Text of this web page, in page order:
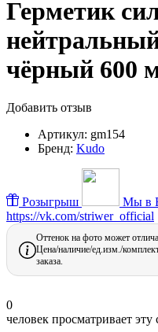
Герметик
чёрный 600
Добавить отзыв
Артикул: gm154
Бренд: Kudo
Розыгрыш Мы в
https://vk.com/striwer_official
Оттенок на фото может
Цена/наличие/ед.изм./
заказа.
0
человек просматривает эту